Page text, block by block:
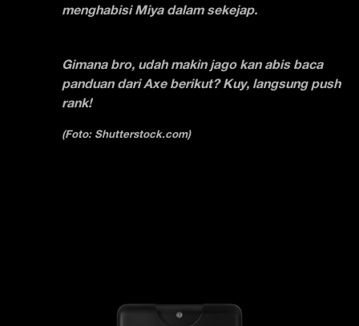
menghabisi Miya dalam sekejap.
Gimana bro, udah makin jago kan abis baca
panduan dari Axe berikut? Kuy, langsung push
rank!
(Foto: Shutterstock.com)